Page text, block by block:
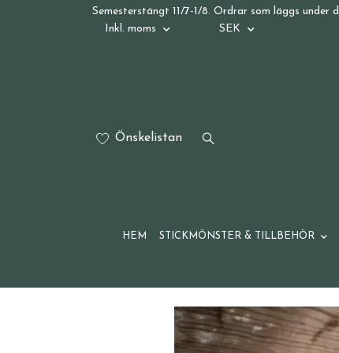
Semesterstängt 11/7-1/8. Ordrar som läggs
Inkl. moms
SEK
Önskelistan
HEM STICKMÖNSTER & TILLBEHÖR